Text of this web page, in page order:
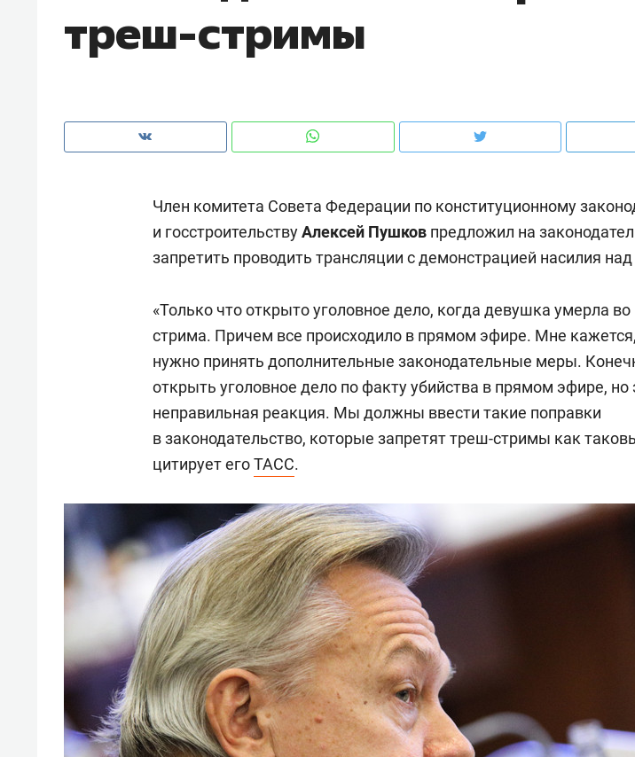
треш-стримы
Член комитета Совета Федерации по конституционному
и госстроительствуАлексей Пушков предложил на
запретить проводить трансляции с демонстрацией насилия
«Только что открыто уголовное дело, когда девушка умерла
стрима. Причем все происходило в прямом эфире. Мне
нужно принять дополнительные законодательные меры.
открыть уголовное дело по факту убийства в прямом эфире, но
неправильная реакция. Мы должны ввести такие поправки
в законодательство, которые запретят треш-стримы как
цитирует егоТАСС.
чем интересен Оман?
Как ГК «МИР ГРУПП» и ВТБ
создают оазис жилого
комфорта под Казанью
Рекомендуем
150 камер до квартиры и Face
ID вместо ключа: какой будет
безопасность в ЖК «Нова»
с